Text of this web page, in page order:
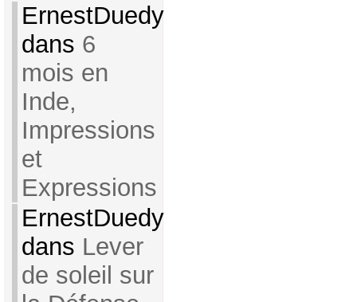
ErnestDuedy
dans 6
mois en
Inde,
Impressions
et
Expressions
ErnestDuedy
dans Lever
de soleil sur